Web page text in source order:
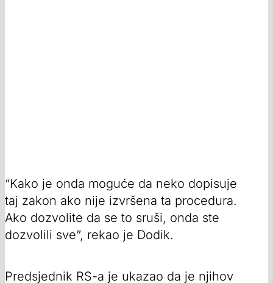
“Kako je onda moguće da neko dopisuje
taj zakon ako nije izvršena ta procedura.
Ako dozvolite da se to sruši, onda ste
dozvolili sve”, rekao je Dodik.
Predsjednik RS-a je ukazao da je njihov